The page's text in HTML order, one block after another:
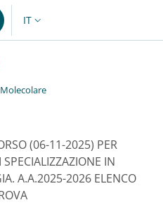
SELETTORE LINGUA:
IT
(06-11-2025) PER
IN
A.A.2025-2026 ELENCO